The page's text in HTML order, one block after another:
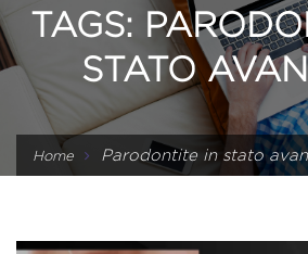
TAGS:
STATO
Home Parodontite in stato